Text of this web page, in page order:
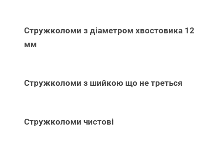
Стружколоми з діаметром хвостовика 12
мм
Стружколоми з шийкою що не треться
Стружколоми чистові